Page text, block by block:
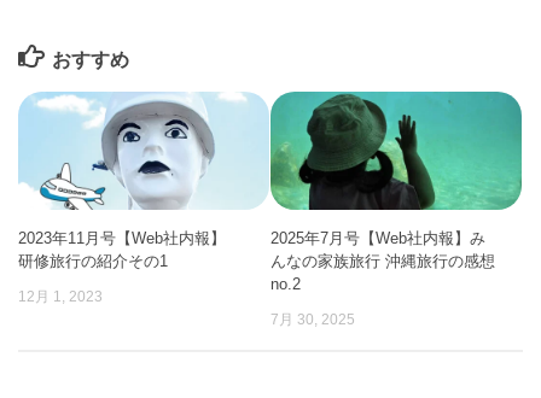
おすすめ
2023年11月号【Web社内報】
研修旅行の紹介その1
12月 1, 2023
2025年7月号【Web社内報】み
んなの家族旅行 沖縄旅行の感想
no.2
7月 30, 2025